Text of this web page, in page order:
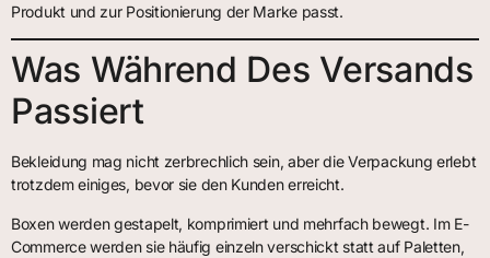
Produkt und zur Positionierung der Marke passt.
Was Während Des Versands
Passiert
Bekleidung mag nicht zerbrechlich sein, aber die Verpackung erlebt
trotzdem einiges, bevor sie den Kunden erreicht.
Boxen werden gestapelt, komprimiert und mehrfach bewegt. Im E-
Commerce werden sie häufig einzeln verschickt statt auf Paletten,